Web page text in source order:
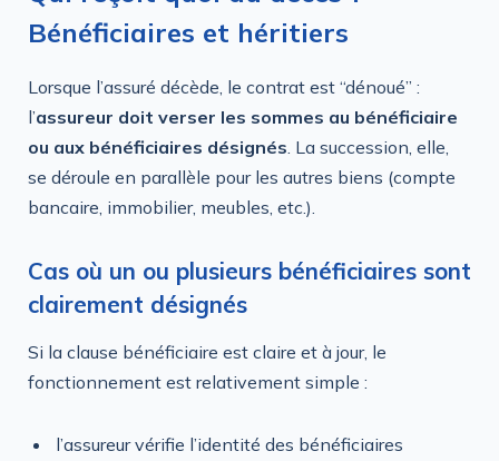
Bénéficiaires et héritiers
Lorsque l’assuré décède, le contrat est “dénoué” :
l’assureur doit verser les sommes au bénéficiaire
ou aux bénéficiaires désignés. La succession, elle,
se déroule en parallèle pour les autres biens (compte
bancaire, immobilier, meubles, etc.).
Cas où un ou plusieurs bénéficiaires sont
clairement désignés
Si la clause bénéficiaire est claire et à jour, le
fonctionnement est relativement simple :
l’assureur vérifie l’identité des bénéficiaires